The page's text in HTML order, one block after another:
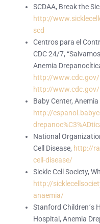
SCDAA, Break the
http://
scd
Centros para el
CDC 24/7,
Anemia
http://
http://
Baby Center,
http://
National
Cell Disease, http://
cell-disease/
Sickle Cell Society,
http://
anaemia/
Stanford Children´s
Hospital, Anemia